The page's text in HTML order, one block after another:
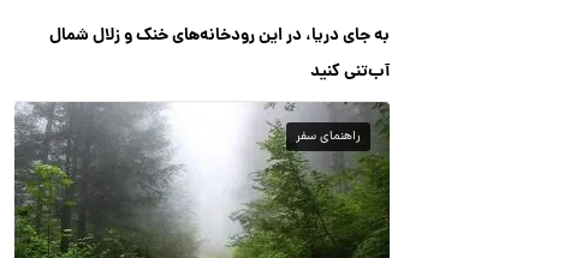
به جای دریا، در این رودخانه‌های خنک و زلال شمال
آب‌تنی کنید
راهنمای سفر